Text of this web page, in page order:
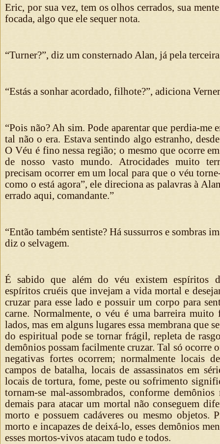
Eric, por sua vez, tem os olhos cerrados, sua
focada, algo que ele sequer nota.
“Turner?”, diz um consternado Alan, já pela
“Estás a sonhar acordado, filhote?”, adiciona
“Pois não? Ah sim. Pode aparentar que perdia-me
tal não o era. Estava sentindo algo estranho,
O Véu é fino nessa região; o mesmo que ocorre
de nosso vasto mundo. Atrocidades muito
precisam ocorrer em um local para que o véu
como o está agora”, ele direciona as palavras à
errado aqui, comandante.”
“Então também sentiste? Há sussurros e sombras
diz o selvagem.
É sabido que além do véu existem espíritos
espíritos cruéis que invejam a vida mortal e
cruzar para esse lado e possuir um corpo para
carne. Normalmente, o véu é uma barreira muito
lados, mas em alguns lugares essa membrana que
do espiritual pode se tornar frágil, repleta de
demônios possam facilmente cruzar. Tal só ocorre
negativas fortes ocorrem; normalmente locais
campos de batalha, locais de assassinatos em
locais de tortura, fome, peste ou sofrimento
tornam-se mal-assombrados, conforme demônios
demais para atacar um mortal não conseguem
morto e possuem cadáveres ou mesmo objetos.
morto e incapazes de deixá-lo, esses demônios
esses mortos-vivos atacam tudo e todos.